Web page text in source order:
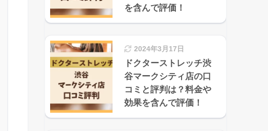
を含んで評価！
2024年3月17日
ドクターストレッチ渋
谷マークシティ店の口
コミと評判は？料金や
効果を含んで評価！